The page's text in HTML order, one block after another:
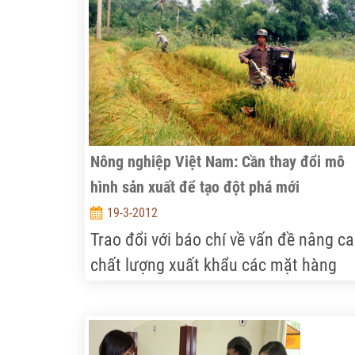
còn lại hầu như đất nơi nào cũng đã
chủ. Một nghịch lý đang diễn ra ở
các tỉnh miền núi phía Bắc: Người thì
quá nhiều đất, người không một thước
đất cắm dùi.
Nông nghiệp Việt Nam: Cần thay đổi mô
hình sản xuất để tạo đột phá mới
19-3-2012
Trao đổi với báo chí về vấn đề nâng
chất lượng xuất khẩu các mặt hàng
trưởng Viện Chiến lược chính sách phát
triển nông nghiệp nông thôn đã khẳng